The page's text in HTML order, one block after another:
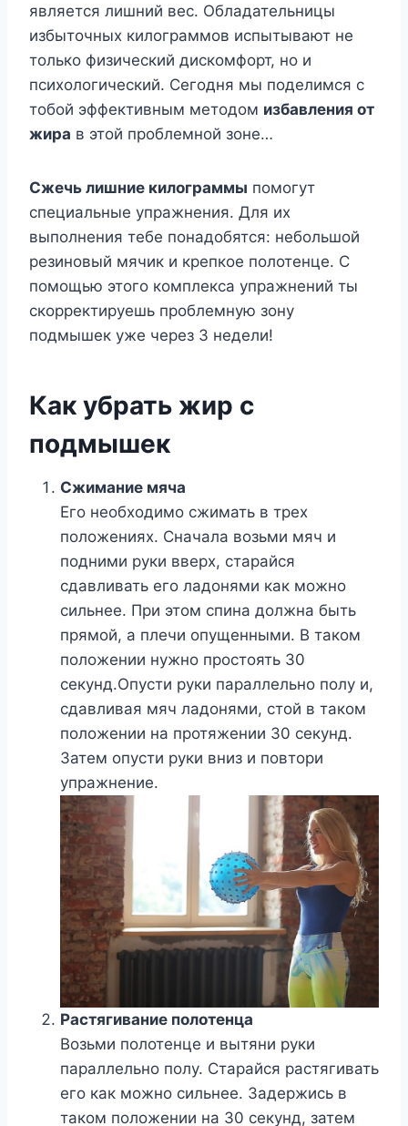
является лишний вес. Обладательницы
избыточных килограммов испытывают не
только физический дискомфорт, но и
психологический. Сегодня мы поделимся с
тобой эффективным методом избавления от
жира в этой проблемной зоне…
Сжечь лишние килограммы помогут
специальные упражнения. Для их
выполнения тебе понадобятся: небольшой
резиновый мячик и крепкое полотенце. С
помощью этого комплекса упражнений ты
скорректируешь проблемную зону
подмышек уже через 3 недели!
Как убрать жир с
подмышек
Сжимание мяча
Его необходимо сжимать в трех
положениях. Сначала возьми мяч и
подними руки вверх, старайся
сдавливать его ладонями как можно
сильнее. При этом спина должна быть
прямой, а плечи опущенными. В таком
положении нужно простоять 30
секунд.Опусти руки параллельно полу и,
сдавливая мяч ладонями, стой в таком
положении на протяжении 30 секунд.
Затем опусти руки вниз и повтори
упражнение.
Растягивание полотенца
Возьми полотенце и вытяни руки
параллельно полу. Старайся растягивать
его как можно сильнее. Задержись в
таком положении на 30 секунд, затем